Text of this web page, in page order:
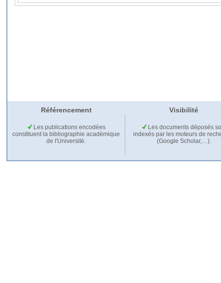
Référencement Visibilité
Les publications encodées
constituent la bibliographie académique
de l'Université.
Les documents déposés
indexés par les moteurs de
(Google Scholar,…).